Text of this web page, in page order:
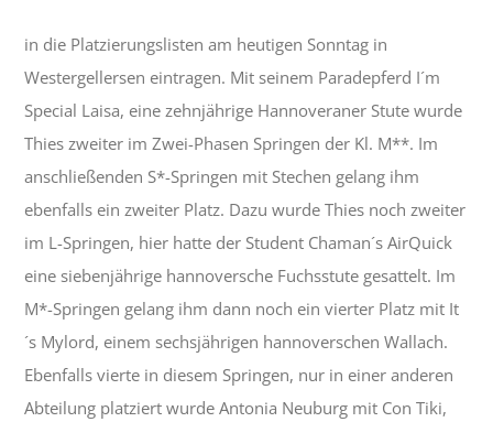
in die Platzierungslisten am heutigen Sonntag in
Westergellersen eintragen. Mit seinem Paradepferd I´m
Special Laisa, eine zehnjährige Hannoveraner Stute wurde
Thies zweiter im Zwei-Phasen Springen der Kl. M**. Im
anschließenden S*-Springen mit Stechen gelang ihm
ebenfalls ein zweiter Platz. Dazu wurde Thies noch zweiter
im L-Springen, hier hatte der Student Chaman´s AirQuick
eine siebenjährige hannoversche Fuchsstute gesattelt. Im
M*-Springen gelang ihm dann noch ein vierter Platz mit It
´s Mylord, einem sechsjährigen hannoverschen Wallach.
Ebenfalls vierte in diesem Springen, nur in einer anderen
Abteilung platziert wurde Antonia Neuburg mit Con Tiki,